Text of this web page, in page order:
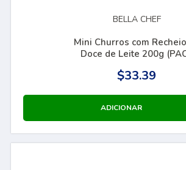
BELLA CHEF
Mini Churros com
Doce de Leite 200g
$33.39